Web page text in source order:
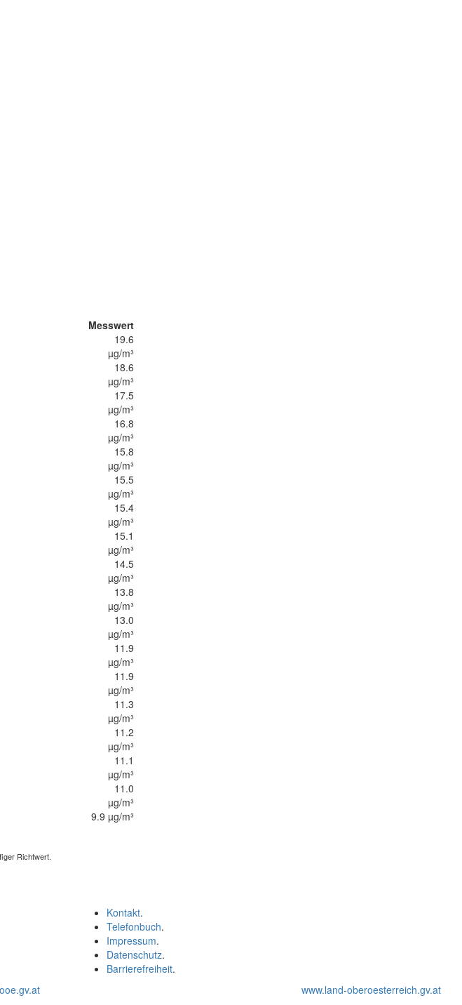
Messwert
19.6
µg/m³
18.6
µg/m³
17.5
µg/m³
16.8
µg/m³
15.8
µg/m³
15.5
µg/m³
15.4
µg/m³
15.1
µg/m³
14.5
µg/m³
13.8
µg/m³
13.0
µg/m³
11.9
µg/m³
11.9
µg/m³
11.3
µg/m³
11.2
µg/m³
11.1
µg/m³
11.0
µg/m³
9.9 µg/m³
Richtwert.
Kontakt.
Telefonbuch.
Impressum.
Datenschutz.
Barrierefreiheit.
www.land-oberoesterreich.gv.at